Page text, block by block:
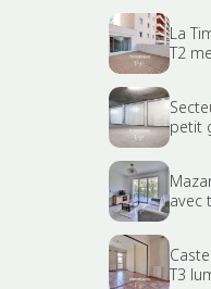
La
T2
petit
avec
T3